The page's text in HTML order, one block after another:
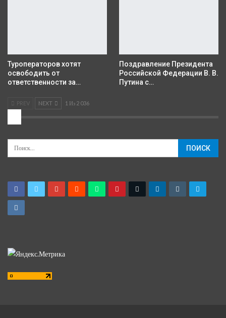
Туроператоров хотят
освободить от
ответственности за…
Поздравление Президента
Российской Федерации В. В.
Путина с…
PREV NEXT 1 Из 2 036